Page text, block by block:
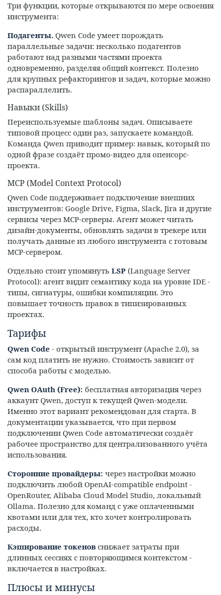
Три функции, которые открываются по мере освоения
инструмента:
Подагенты. Qwen Code умеет порождать
параллельные задачи: несколько подагентов
работают над разными частями проекта
одновременно, разделяя общий контекст. Полезно
для крупных рефакторингов и задач, которые можно
распараллелить.
Навыки (Skills)
Переиспользуемые шаблоны задач. Описываете
типовой процесс один раз, запускаете командой.
Команда Qwen приводит пример: навык, который по
одной фразе создаёт промо-видео для опенсорс-
проекта.
MCP (Model Context Protocol)
Qwen Code поддерживает подключение внешних
инструментов: Google Drive, Figma, Slack, Jira и другие
сервисы через MCP-серверы. Агент может читать
дизайн-документы, обновлять задачи в трекере или
получать данные из любого инструмента с готовым
MCP-сервером.
Отдельно стоит упомянуть LSP (Language Server
Protocol): агент видит семантику кода на уровне IDE -
типы, сигнатуры, ошибки компиляции. Это
повышает точность правок в типизированных
проектах.
Тарифы
Qwen Code - открытый инструмент (Apache 2.0), за
сам код платить не нужно. Стоимость зависит от
способа работы с моделью.
Qwen OAuth (Free): бесплатная авторизация через
аккаунт Qwen, доступ к текущей Qwen-модели.
Именно этот вариант рекомендован для старта. В
документации указывается, что при первом
подключении Qwen Code автоматически создаёт
рабочее пространство для централизованного учёта
использования.
Сторонние провайдеры: через настройки можно
подключить любой OpenAI-compatible endpoint -
OpenRouter, Alibaba Cloud Model Studio, локальный
Ollama. Полезно для команд с уже оплаченными
квотами или для тех, кто хочет контролировать
расходы.
Кэширование токенов снижает затраты при
длинных сессиях с повторяющимся контекстом -
включается в настройках.
Плюсы и минусы